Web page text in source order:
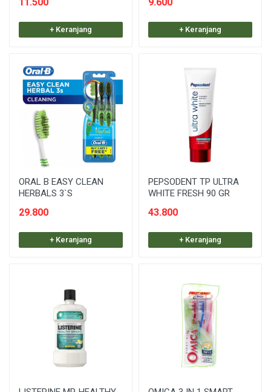
+ Keranjang + Keranjang
ORAL B EASY CLEAN
HERBALS 3`S
29.800
+ Keranjang
PEPSODENT TP ULTRA
WHITE FRESH 90 GR
43.800
+ Keranjang